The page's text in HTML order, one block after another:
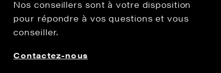
Nos conseillers sont à votre disposition
pour répondre à vos questions et vous
conseiller.
Contactez-nous